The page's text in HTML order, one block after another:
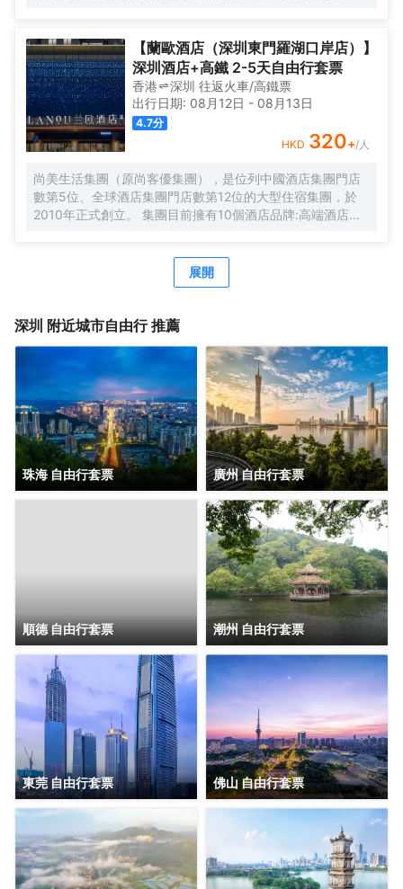
技帶來的便捷。-舒適享受:24小時熱水即開即熱，無需等
待，為您洗去一身疲憊。-影音娛樂:部分房間配備高清投影
儀，打造私人影院，享受震撼視聽盛宴。-貼心服務:酒店設有
洗衣房，並提供烘乾服務，解決您的洗衣煩惱，讓旅途更加
輕鬆自在。歡橙酒店是您商務出行、休閒度假的理想之選。
期待您的光臨！温馨提示，圖片僅供參考，無法涵蓋所有房
型，詳細的實物照片請諮詢酒店。
【蘭歐酒店（深圳東門羅湖口岸店）】
深圳酒店+高鐵 2-5天自由行套票
香港 深圳 往返火車/高鐵票
出行日期: 08月12日 - 08月13日
4.7分
HKD 320+/人
尚美生活集團（原尚客優集團），是位列中國酒店集團門店
數第5位、全球酒店集團門店數第12位的大型住宿集團，於
2010年正式創立。 集團目前擁有10個酒店品牌:高端酒店品
牌花美時、公寓品牌LIPPO公社。尚美生活旗下酒店超過
3500家（含在營店和籌建店），現已覆蓋全國31個省293座
團，尚美生活憑藉創新的商業模式、強大的品牌優勢和專業
創、共享大住宿共同體。未來，集團將不斷探索住宿業與互
聯網的結合、與新生活方式的結合，致力於成為全球領先的
生活服務連鎖平台，引領新尚美好生活。
展開
深圳 附近城市自由行 推薦
珠海 自由行套票 廣州 自由行套票
順德 自由行套票 潮州 自由行套票
東莞 自由行套票 佛山 自由行套票